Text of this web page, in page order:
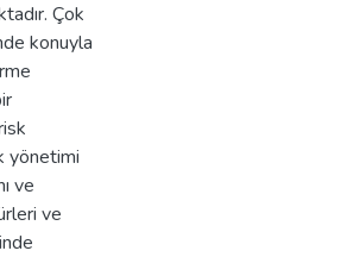
Çok
konuyla
yönetimi
ve
ve